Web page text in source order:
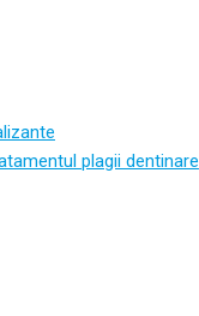
plagii dentinare